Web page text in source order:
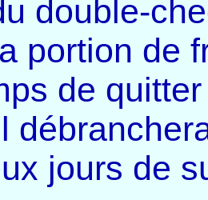
double-
portion de
de
jours de